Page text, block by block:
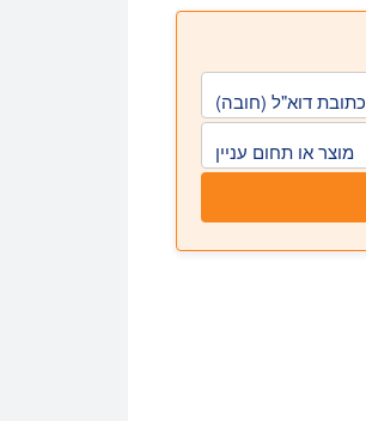
כתובת דוא"ל (חובה)
מוצר או תחום עניין